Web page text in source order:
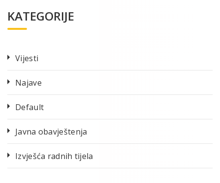
KATEGORIJE
Vijesti
Najave
Default
Javna obavještenja
Izvješća radnih tijela